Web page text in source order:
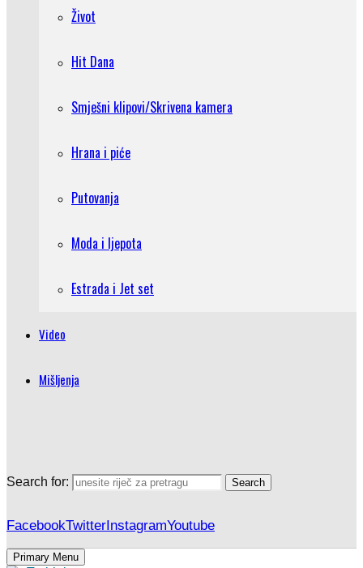
Život
Hit Dana
Smješni klipovi/Skrivena kamera
Hrana i piće
Putovanja
Moda i ljepota
Estrada i Jet set
Video
Mišljenja
Search for: Search
FacebookTwitterInstagramYoutube
Primary Menu